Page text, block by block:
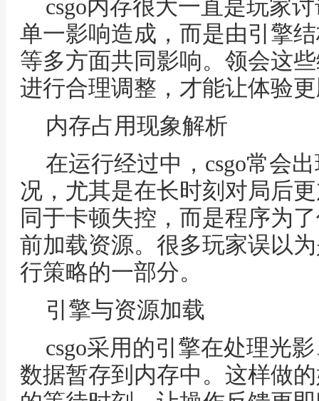
csgo内存很大一直是玩家
单一影响造成，而是由引擎
等多方面共同影响。领会这
进行合理调整，才能让体验
内存占用现象解析
在运行经过中，csgo常会
况，尤其是在长时刻对局后
同于卡顿失控，而是程序为
前加载资源。很多玩家误以
行策略的一部分。
引擎与资源加载
csgo采用的引擎在处理光
数据暂存到内存中。这样做